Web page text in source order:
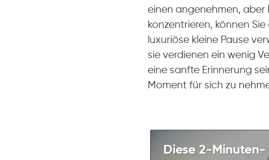
einen angenehmen,
konzentrieren, können
luxuriöse kleine Pause
sie verdienen ein wenig
eine sanfte Erinnerung
Moment für sich zu
Diese 2-Minuten-